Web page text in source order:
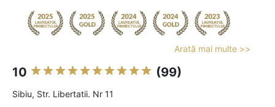
Arată mai multe >>
10 (99)
Sibiu, Str. Libertatii. Nr 11